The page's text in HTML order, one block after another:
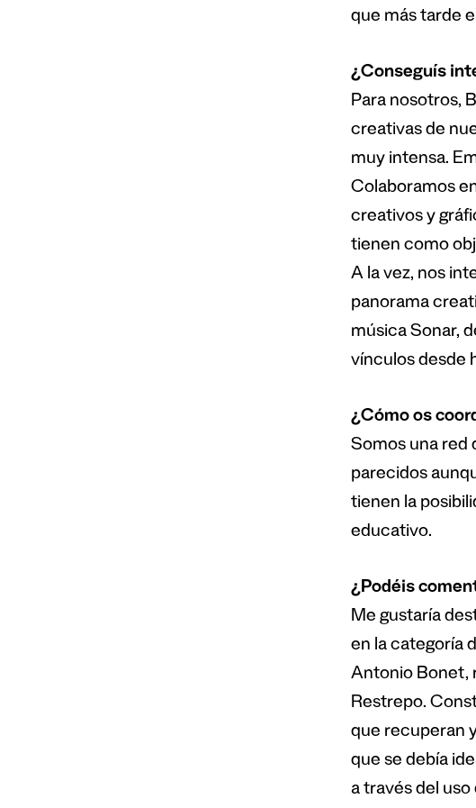
que más tarde
¿Conseguís
Para nosotros,
creativas de
muy intensa.
Colaboramos
creativos y
tienen como
A la vez, nos
panorama
música Sonar,
vínculos desde
¿Cómo os
Somos una red
parecidos
tienen la
educativo.
¿Podéis
Me gustaría
en la categoría
Antonio Bonet,
Restrepo.
que recuperan
que se debía
a través del